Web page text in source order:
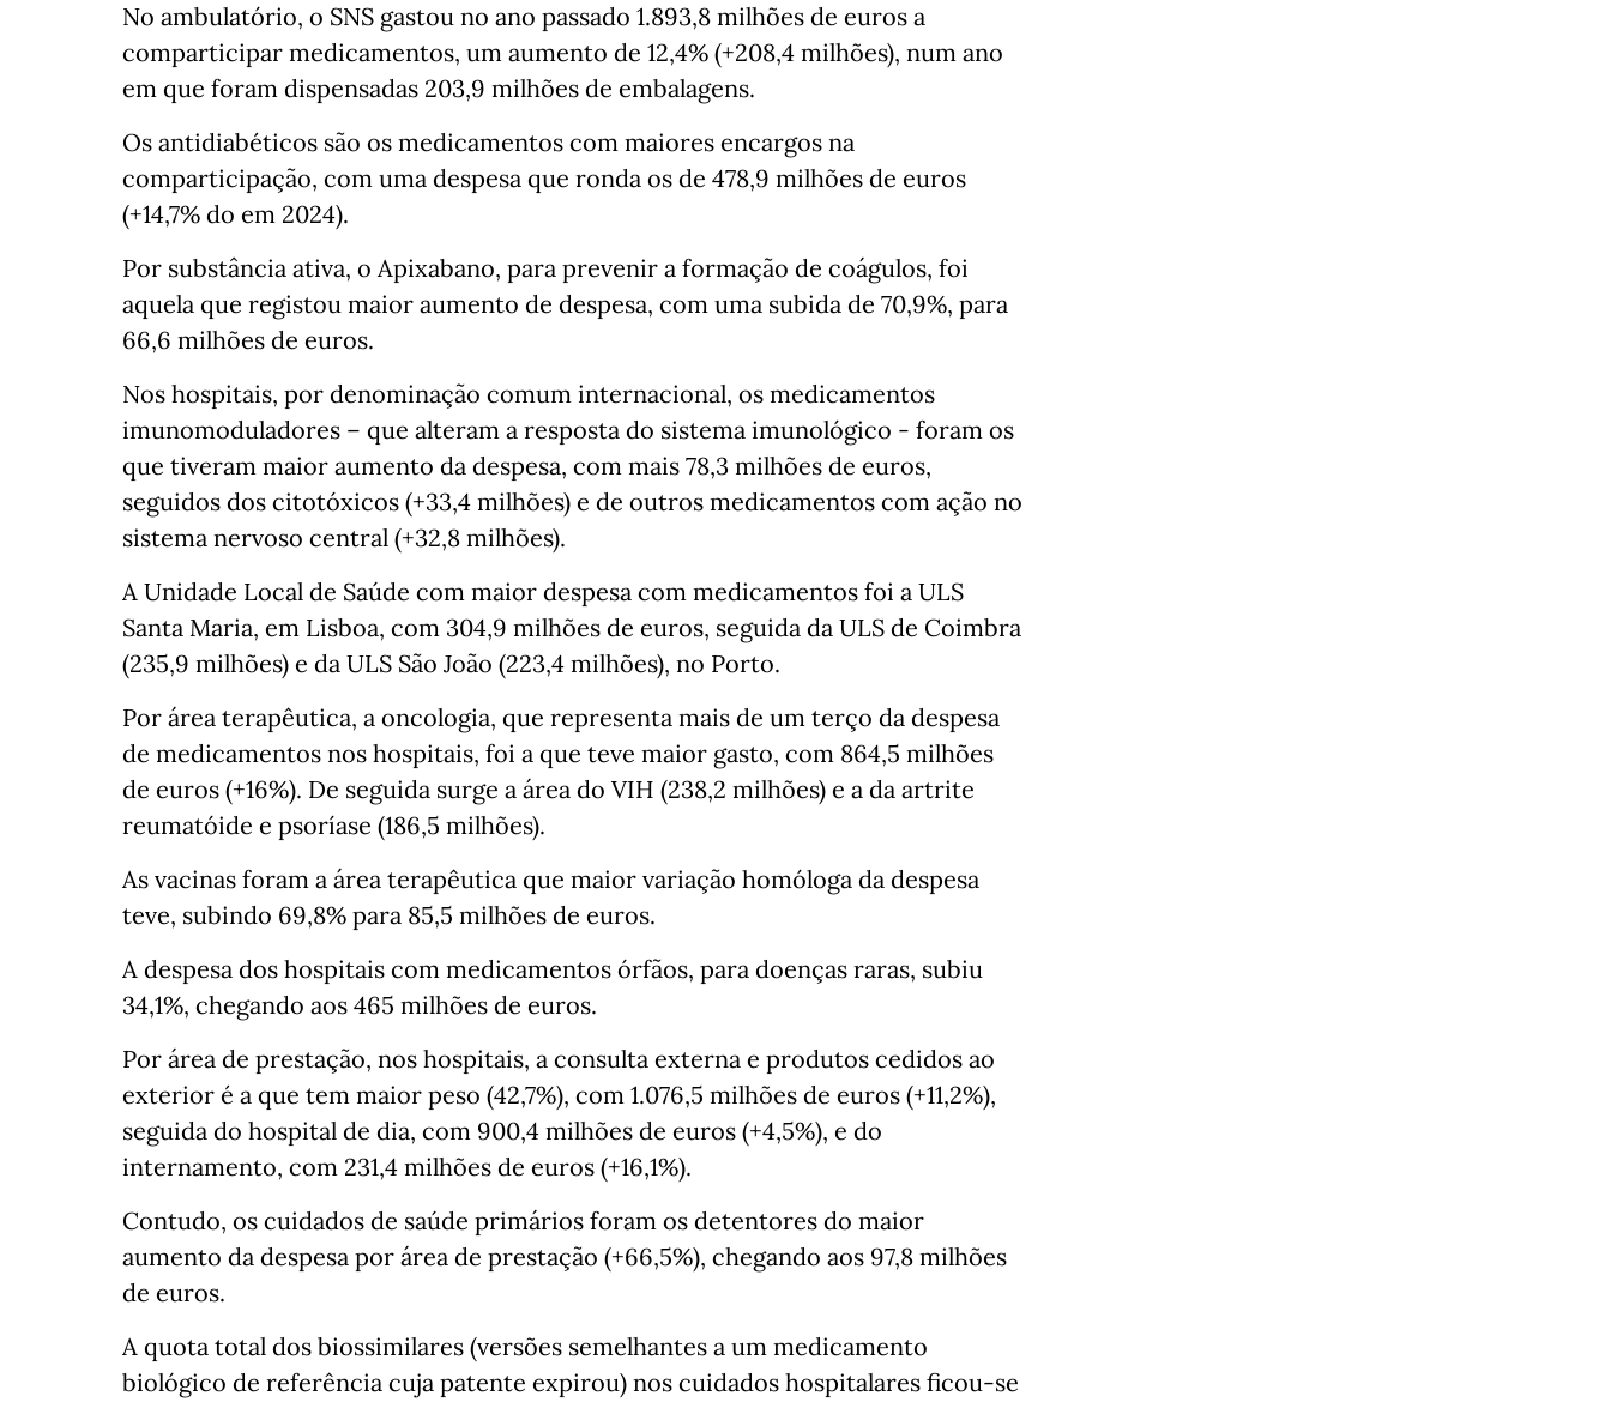
No ambulatório, o SNS gastou no ano passado 1.893,8 milhões de euros a
comparticipar medicamentos, um aumento de 12,4% (+208,4 milhões), num ano
em que foram dispensadas 203,9 milhões de embalagens.
Os antidiabéticos são os medicamentos com maiores encargos na
comparticipação, com uma despesa que ronda os de 478,9 milhões de euros
(+14,7% do em 2024).
Por substância ativa, o Apixabano, para prevenir a formação de coágulos, foi
aquela que registou maior aumento de despesa, com uma subida de 70,9%, para
66,6 milhões de euros.
Nos hospitais, por denominação comum internacional, os medicamentos
imunomoduladores – que alteram a resposta do sistema imunológico - foram os
que tiveram maior aumento da despesa, com mais 78,3 milhões de euros,
seguidos dos citotóxicos (+33,4 milhões) e de outros medicamentos com ação no
sistema nervoso central (+32,8 milhões).
A Unidade Local de Saúde com maior despesa com medicamentos foi a ULS
Santa Maria, em Lisboa, com 304,9 milhões de euros, seguida da ULS de Coimbra
(235,9 milhões) e da ULS São João (223,4 milhões), no Porto.
Por área terapêutica, a oncologia, que representa mais de um terço da despesa
de medicamentos nos hospitais, foi a que teve maior gasto, com 864,5 milhões
de euros (+16%). De seguida surge a área do VIH (238,2 milhões) e a da artrite
reumatóide e psoríase (186,5 milhões).
As vacinas foram a área terapêutica que maior variação homóloga da despesa
teve, subindo 69,8% para 85,5 milhões de euros.
A despesa dos hospitais com medicamentos órfãos, para doenças raras, subiu
34,1%, chegando aos 465 milhões de euros.
Por área de prestação, nos hospitais, a consulta externa e produtos cedidos ao
exterior é a que tem maior peso (42,7%), com 1.076,5 milhões de euros (+11,2%),
seguida do hospital de dia, com 900,4 milhões de euros (+4,5%), e do
internamento, com 231,4 milhões de euros (+16,1%).
Contudo, os cuidados de saúde primários foram os detentores do maior
aumento da despesa por área de prestação (+66,5%), chegando aos 97,8 milhões
de euros.
A quota total dos biossimilares (versões semelhantes a um medicamento
biológico de referência cuja patente expirou) nos cuidados hospitalares ficou-se